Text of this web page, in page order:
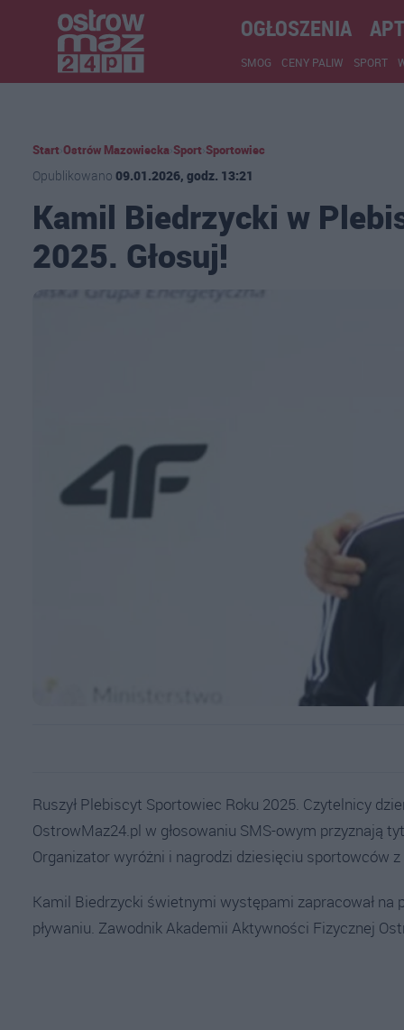
OGŁOSZENIA
SMOG CENY PALIW SPORT
Start Ostrów Mazowiecka Sport Sportowiec
Opublikowano 09.01.2026, godz. 13:21
Kamil Biedrzycki w
2025. Głosuj!
Ruszył Plebiscyt Sportowiec Roku 2025. Czytelnicy
OstrowMaz24.pl w głosowaniu SMS-owym przyznają
Organizator wyróżni i nagrodzi dziesięciu sportowców
Kamil Biedrzycki świetnymi występami zapracował na
pływaniu. Zawodnik Akademii Aktywności Fizycznej